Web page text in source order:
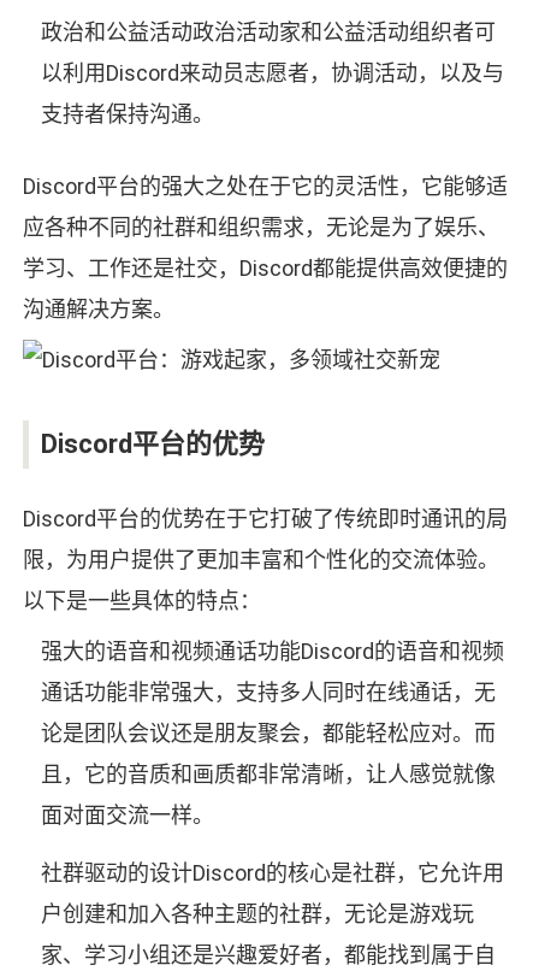
政治和公益活动政治活动家和公益活动组织者可
以利用Discord来动员志愿者，协调活动，以及与
支持者保持沟通。
Discord平台的强大之处在于它的灵活性，它能够适
应各种不同的社群和组织需求，无论是为了娱乐、
学习、工作还是社交，Discord都能提供高效便捷的
沟通解决方案。
Discord平台的优势
Discord平台的优势在于它打破了传统即时通讯的局
限，为用户提供了更加丰富和个性化的交流体验。
以下是一些具体的特点：
强大的语音和视频通话功能Discord的语音和视频
通话功能非常强大，支持多人同时在线通话，无
论是团队会议还是朋友聚会，都能轻松应对。而
且，它的音质和画质都非常清晰，让人感觉就像
面对面交流一样。
社群驱动的设计Discord的核心是社群，它允许用
户创建和加入各种主题的社群，无论是游戏玩
家、学习小组还是兴趣爱好者，都能找到属于自